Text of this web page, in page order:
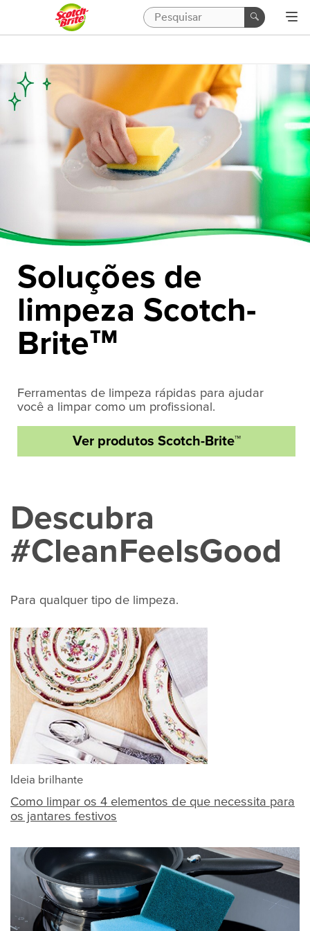
Soluções de
limpeza Scotch-
Brite™
Ferramentas de limpeza rápidas para ajudar
você a limpar como um profissional.
Ver produtos Scotch-Brite™
Descubra
#CleanFeelsGood
Para qualquer tipo de limpeza.
Ideia brilhante
Como limpar os 4 elementos de que necessita para
os jantares festivos